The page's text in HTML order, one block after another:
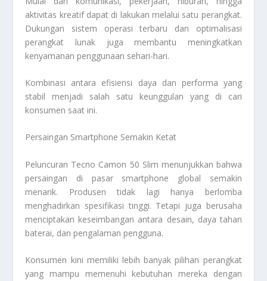
aktivitas kreatif dapat di lakukan melalui satu perangkat.
Dukungan sistem operasi terbaru dan optimalisasi
perangkat lunak juga membantu meningkatkan
kenyamanan penggunaan sehari-hari.
Kombinasi antara efisiensi daya dan performa yang
stabil menjadi salah satu keunggulan yang di cari
konsumen saat ini.
Persaingan Smartphone Semakin Ketat
Peluncuran Tecno Camon 50 Slim menunjukkan bahwa
persaingan di pasar smartphone global semakin
menarik. Produsen tidak lagi hanya berlomba
menghadirkan spesifikasi tinggi. Tetapi juga berusaha
menciptakan keseimbangan antara desain, daya tahan
baterai, dan pengalaman pengguna.
Konsumen kini memiliki lebih banyak pilihan perangkat
yang mampu memenuhi kebutuhan mereka dengan